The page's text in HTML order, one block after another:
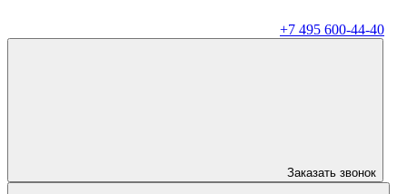
+7 495 600-44-40
Заказать звонок